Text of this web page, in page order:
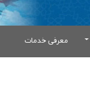
معرفی خدمات